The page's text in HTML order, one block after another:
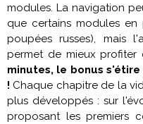
modules. La navigation
que certains modules
poupées russes), mais
permet de mieux profiter
minutes, le bonus
! Chaque chapitre de la
plus développés : sur
proposant les premiers